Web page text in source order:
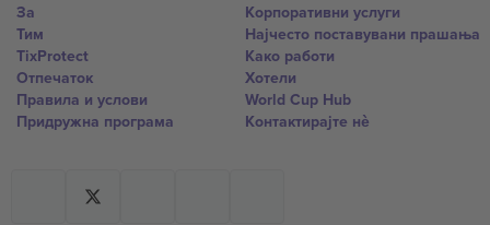
За
Тим
TixProtect
Отпечаток
Правила и услови
Придружна програма
Корпоративни услуги
Најчесто поставувани прашања
Како работи
Хотели
World Cup Hub
Контактирајте нѐ